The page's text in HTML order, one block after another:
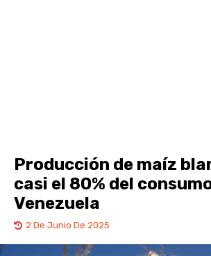
Producción de maíz
casi el 80% del
Venezuela
2 De Junio De 2025